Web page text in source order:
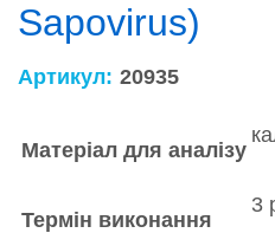
Sapovirus)
Артикул: 20935
Матеріал для аналізу
Термін виконання
3